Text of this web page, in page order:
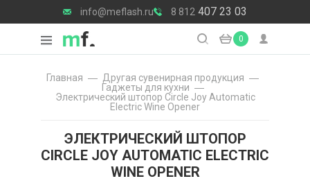
info@meflash.ru 8 812 407 23 03
0
Главная
Другая сувенирная продукция
Гаджеты для кухни
Электрический штопор Circle Joy Automatic
Electric Wine Opener
ЭЛЕКТРИЧЕСКИЙ ШТОПОР
CIRCLE JOY AUTOMATIC ELECTRIC
WINE OPENER